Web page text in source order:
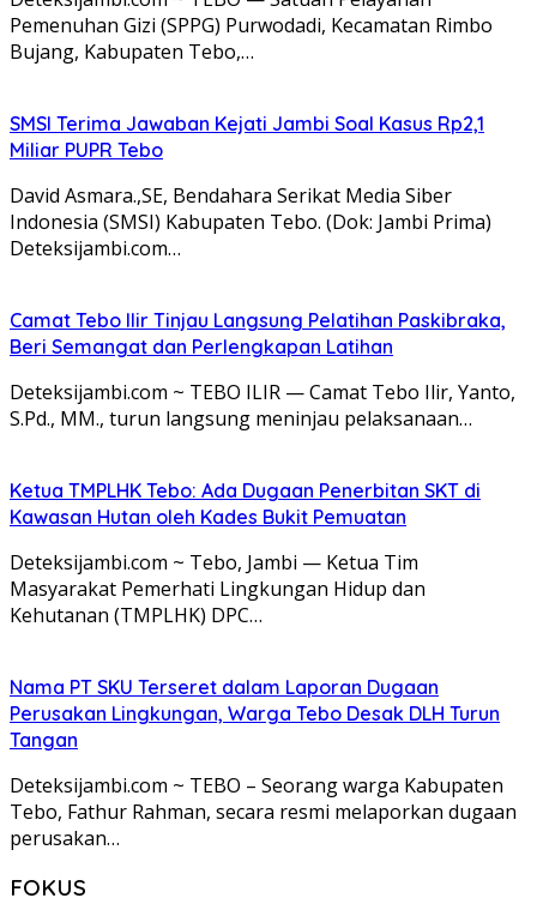
Pemenuhan Gizi (SPPG) Purwodadi, Kecamatan Rimbo
Bujang, Kabupaten Tebo,…
SMSI Terima Jawaban Kejati Jambi Soal Kasus Rp2,1
Miliar PUPR Tebo
David Asmara.,SE, Bendahara Serikat Media Siber
Indonesia (SMSI) Kabupaten Tebo. (Dok: Jambi Prima)
Deteksijambi.com…
Camat Tebo Ilir Tinjau Langsung Pelatihan Paskibraka,
Beri Semangat dan Perlengkapan Latihan
Deteksijambi.com ~ TEBO ILIR — Camat Tebo Ilir, Yanto,
S.Pd., MM., turun langsung meninjau pelaksanaan…
Ketua TMPLHK Tebo: Ada Dugaan Penerbitan SKT di
Kawasan Hutan oleh Kades Bukit Pemuatan
Deteksijambi.com ~ Tebo, Jambi — Ketua Tim
Masyarakat Pemerhati Lingkungan Hidup dan
Kehutanan (TMPLHK) DPC…
Nama PT SKU Terseret dalam Laporan Dugaan
Perusakan Lingkungan, Warga Tebo Desak DLH Turun
Tangan
Deteksijambi.com ~ TEBO – Seorang warga Kabupaten
Tebo, Fathur Rahman, secara resmi melaporkan dugaan
perusakan…
FOKUS